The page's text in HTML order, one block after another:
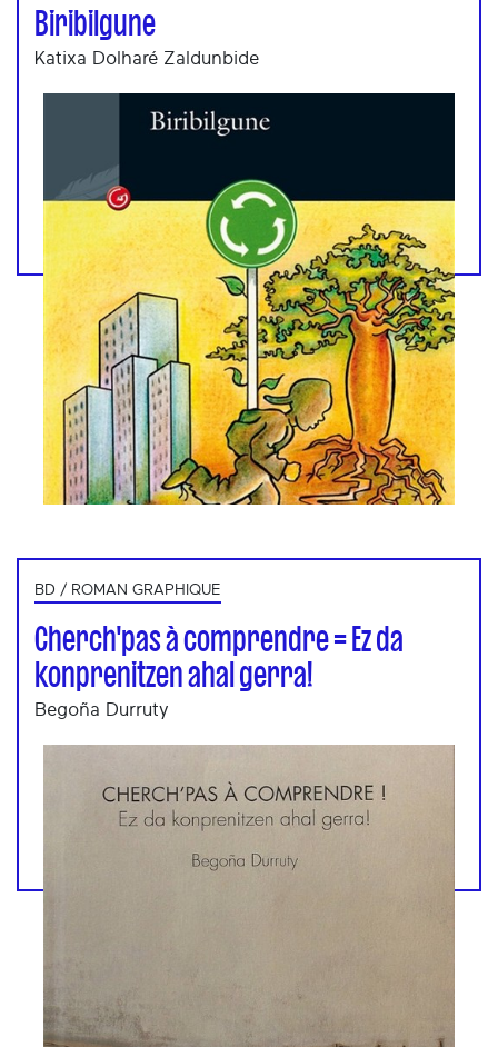
Biribilgune
Katixa Dolharé Zaldunbide
BD / ROMAN GRAPHIQUE
Cherch'pas à comprendre = Ez da
konprenitzen ahal gerra!
Begoña Durruty